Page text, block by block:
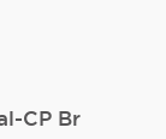
CP Br